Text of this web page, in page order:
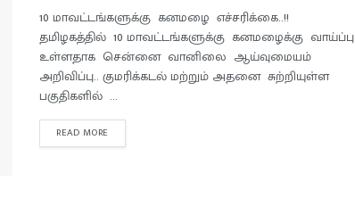
10 மாவட்டங்களுக்கு கனமழை எச்சரிக்கை..!!
தமிழகத்தில் 10 மாவட்டங்களுக்கு கனமழைக்கு வாய்ப்பு
உள்ளதாக சென்னை வானிலை ஆய்வுமையம்
அறிவிப்பு.. குமரிக்கடல் மற்றும் அதனை சுற்றியுள்ள
பகுதிகளில் ...
READ MORE